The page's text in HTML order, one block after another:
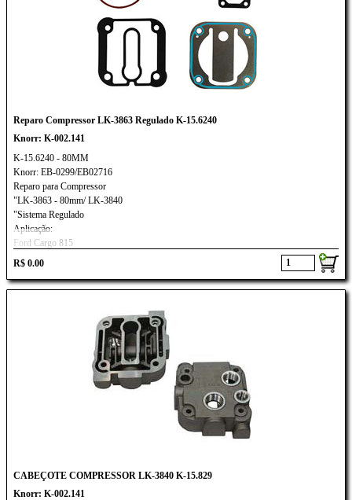
Reparo Compressor LK-3863 Regulado K-15.6240
Knorr: K-002.141
K-15.6240 - 80MM
Knorr: EB-0299/EB02716
Reparo para Compressor
"LK-3863 - 80mm/ LK-3840
"Sistema Regulado
Aplicação:
Ford Cargo 815
Volks:Constellations
R$ 0.00
CABEÇOTE COMPRESSOR LK-3840 K-15.829
Knorr: K-002.141